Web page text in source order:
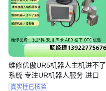
维修优傲UR5机器人主机进不了
系统 专注UR机器人服务 进口
真实性已核验